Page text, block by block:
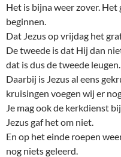
Het is bijna weer zover.
beginnen.
Dat Jezus op vrijdag het
De tweede is dat Hij dan
dat is dus de tweede leugen.
Daarbij is Jezus al eens
kruisingen voegen wij er
Je mag ook de kerkdienst
Jezus gaf het om niet.
En op het einde roepen
nog niets geleerd.